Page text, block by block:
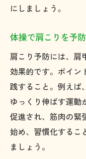
にしましょう。
体操で肩こりを予
肩こり予防には、肩
効果的です。ポイン
践すること。例えば
ゆっくり伸ばす運動
促進され、筋肉の緊
始め、習慣化するこ
ましょう。